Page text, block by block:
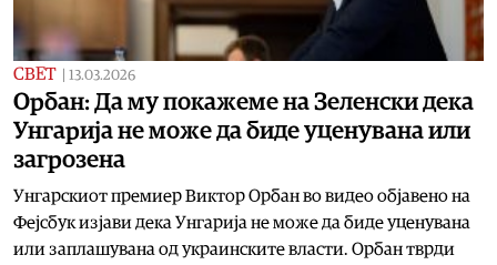
СВЕТ 13.03.2026
Орбан: Да му покажеме на Зеленски дека
Унгарија не може да биде уценувана или
загрозена
Унгарскиот премиер Виктор Орбан во видео објавено на
Фејсбук изјави дека Унгарија не може да биде уценувана
или заплашувана од украинските власти. Орбан тврди